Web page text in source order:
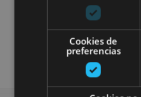
Cookies de
preferencias